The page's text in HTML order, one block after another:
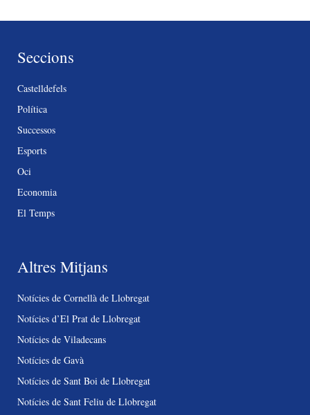
Seccions
Castelldefels
Política
Successos
Esports
Oci
Economia
El Temps
Altres Mitjans
Notícies de Cornellà de Llobregat
Notícies d’El Prat de Llobregat
Notícies de Viladecans
Notícies de Gavà
Notícies de Sant Boi de Llobregat
Notícies de Sant Feliu de Llobregat